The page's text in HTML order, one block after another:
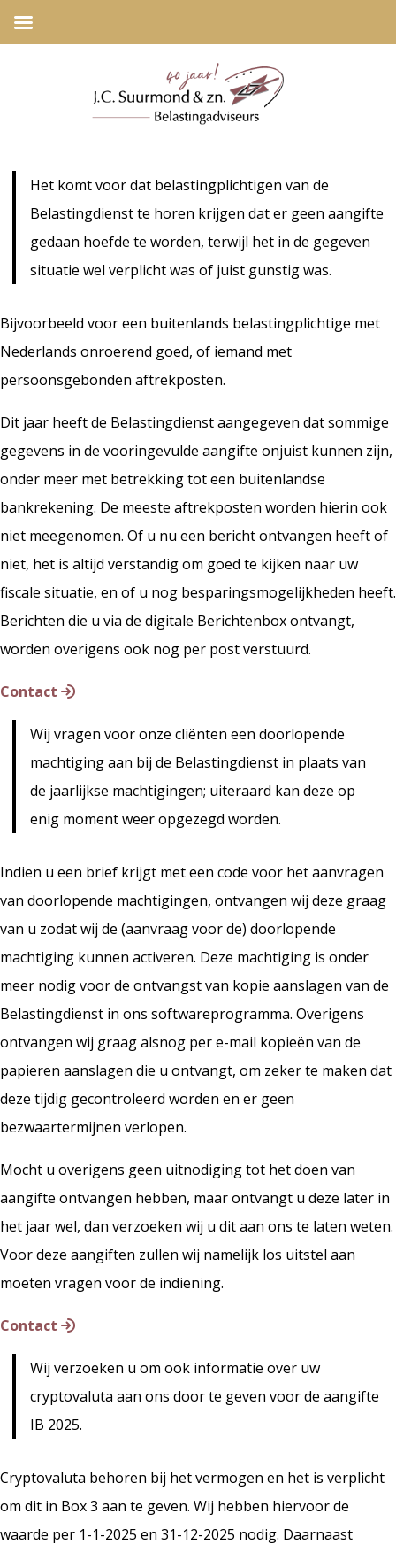
Het komt voor dat belastingplichtigen van de
Belastingdienst te horen krijgen dat er geen aangifte
gedaan hoefde te worden, terwijl het in de gegeven
situatie wel verplicht was of juist gunstig was.
Bijvoorbeeld voor een buitenlands belastingplichtige met
Nederlands onroerend goed, of iemand met
persoonsgebonden aftrekposten.
Dit jaar heeft de Belastingdienst aangegeven dat sommige
gegevens in de vooringevulde aangifte onjuist kunnen zijn,
onder meer met betrekking tot een buitenlandse
bankrekening. De meeste aftrekposten worden hierin ook
niet meegenomen. Of u nu een bericht ontvangen heeft of
niet, het is altijd verstandig om goed te kijken naar uw
fiscale situatie, en of u nog besparingsmogelijkheden heeft.
Berichten die u via de digitale Berichtenbox ontvangt,
worden overigens ook nog per post verstuurd.
Contact
Wij vragen voor onze cliënten een doorlopende
machtiging aan bij de Belastingdienst in plaats van
de jaarlijkse machtigingen; uiteraard kan deze op
enig moment weer opgezegd worden.
Indien u een brief krijgt met een code voor het aanvragen
van doorlopende machtigingen, ontvangen wij deze graag
van u zodat wij de (aanvraag voor de) doorlopende
machtiging kunnen activeren. Deze machtiging is onder
meer nodig voor de ontvangst van kopie aanslagen van de
Belastingdienst in ons softwareprogramma. Overigens
ontvangen wij graag alsnog per e-mail kopieën van de
papieren aanslagen die u ontvangt, om zeker te maken dat
deze tijdig gecontroleerd worden en er geen
bezwaartermijnen verlopen.
Mocht u overigens geen uitnodiging tot het doen van
aangifte ontvangen hebben, maar ontvangt u deze later in
het jaar wel, dan verzoeken wij u dit aan ons te laten weten.
Voor deze aangiften zullen wij namelijk los uitstel aan
moeten vragen voor de indiening.
Contact
Wij verzoeken u om ook informatie over uw
cryptovaluta aan ons door te geven voor de aangifte
IB 2025.
Cryptovaluta behoren bij het vermogen en het is verplicht
om dit in Box 3 aan te geven. Wij hebben hiervoor de
waarde per 1-1-2025 en 31-12-2025 nodig. Daarnaast